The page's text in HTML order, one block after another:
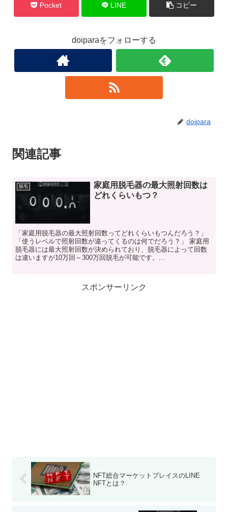
Pocket LINE コピー
doiparaをフォローする
doipara
関連記事
脱毛
家庭用脱毛器の最大照射回数は
どれくらいもつ？
「家庭用脱毛器の最大照射回数ってどれくらいもつんだろう？」
「使うレベルで照射回数が違ってくるのは何でだろう？」 家庭用
脱毛器には最大照射回数が決められており、脱毛器によって回数
は違いますが10万回～300万回脱毛が可能です。...
スポンサーリンク
NFT総合マーケットプレイスのLINE
NFTとは？